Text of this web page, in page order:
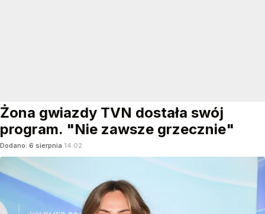
Żona gwiazdy TVN dostała swój
program. "Nie zawsze grzecznie"
Dodano: 6 sierpnia 14:02